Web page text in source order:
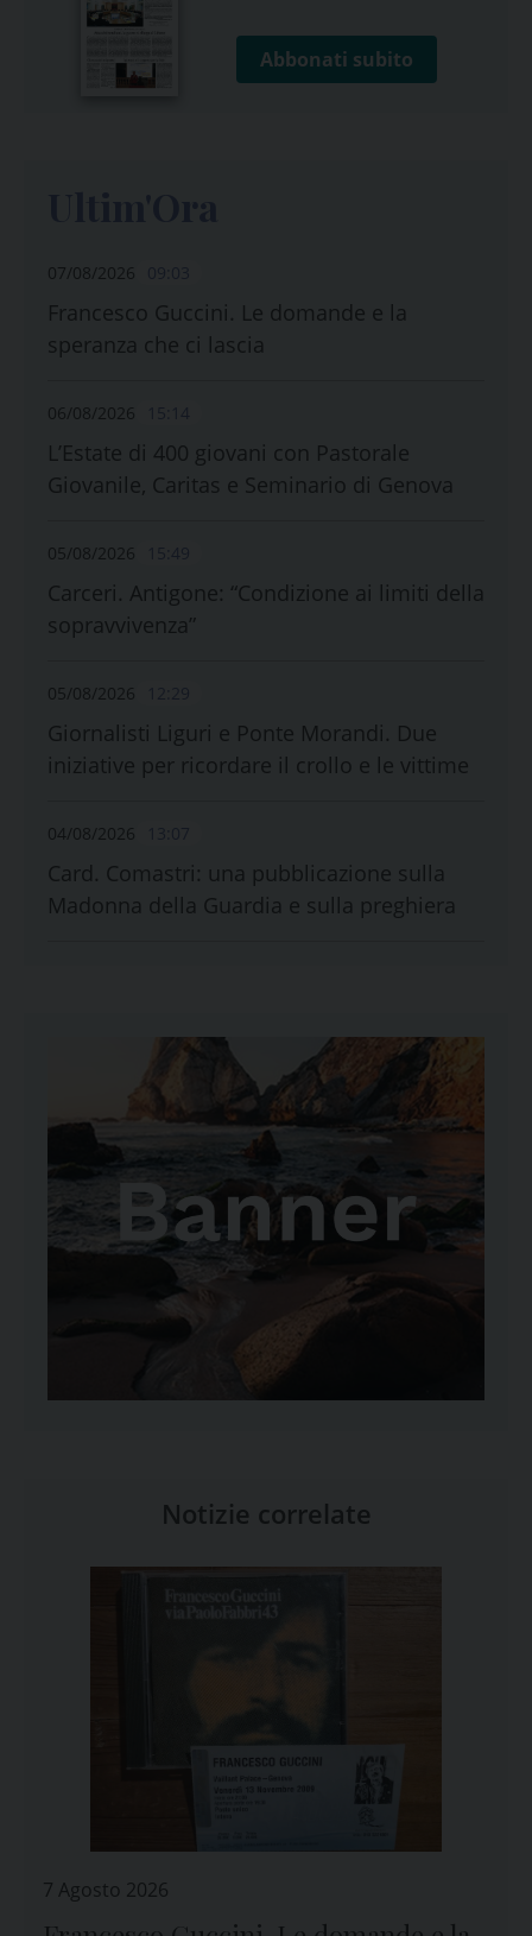
Abbonati subito
07/08/2026
Francesco Guccini. Le domande e la
speranza che ci lascia
06/08/2026
L’Estate di 400 giovani con Pastorale
Giovanile, Caritas e Seminario di Genova
05/08/2026
Carceri. Antigone: “Condizione ai limiti della
sopravvivenza”
05/08/2026
Giornalisti Liguri e Ponte Morandi. Due
iniziative per ricordare il crollo e le vittime
04/08/2026
Card. Comastri: una pubblicazione sulla
Madonna della Guardia e sulla preghiera
Notizie correlate
7 Agosto 2026